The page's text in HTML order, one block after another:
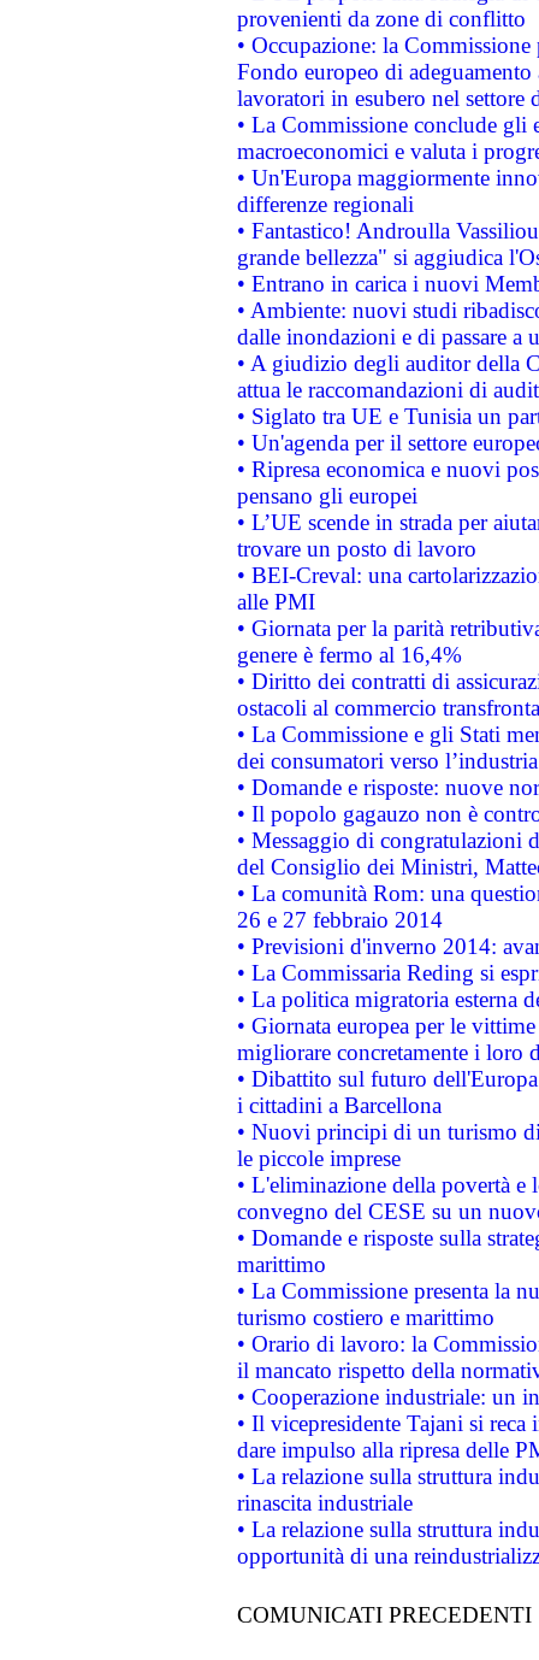
provenienti da zone di conflitto
• Occupazione: la
Fondo europeo di
lavoratori in esubero nel
• La Commissione conclude
macroeconomici e valuta i
• Un'Europa maggiormente
differenze regionali
• Fantastico! Androulla
grande bellezza" si aggiudica
• Entrano in carica i nuovi
• Ambiente: nuovi studi
dalle inondazioni e di passare a
• A giudizio degli auditor della
attua le raccomandazioni di
• Siglato tra UE e Tunisia un
• Un'agenda per il settore
• Ripresa economica e nuovi
pensano gli europei
• L’UE scende in strada per
trovare un posto di lavoro
• BEI-Creval: una
alle PMI
• Giornata per la parità
genere è fermo al 16,4%
• Diritto dei contratti di
ostacoli al commercio
• La Commissione e gli Stati
dei consumatori verso
• Domande e risposte: nuove
• Il popolo gagauzo non è
• Messaggio di congratulazioni
del Consiglio dei Ministri,
• La comunità Rom: una
26 e 27 febbraio 2014
• Previsioni d'inverno 2014:
• La Commissaria Reding si
• La politica migratoria esterna
• Giornata europea per le
migliorare concretamente i loro
• Dibattito sul futuro
i cittadini a Barcellona
• Nuovi principi di un turismo
le piccole imprese
• L'eliminazione della povertà
convegno del CESE su un
• Domande e risposte sulla
marittimo
• La Commissione presenta la
turismo costiero e marittimo
• Orario di lavoro: la
il mancato rispetto della
• Cooperazione industriale: un
• Il vicepresidente Tajani si
dare impulso alla ripresa delle
• La relazione sulla struttura
rinascita industriale
• La relazione sulla struttura
opportunità di una
COMUNICATI PRECEDENTI